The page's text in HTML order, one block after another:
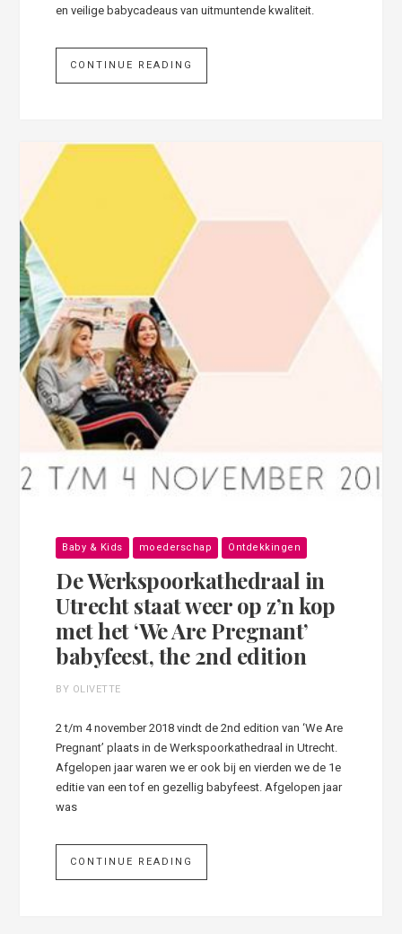
en veilige babycadeaus van uitmuntende kwaliteit.
CONTINUE READING
Baby & Kids moederschap Ontdekkingen
De Werkspoorkathedraal in
Utrecht staat weer op z’n kop
met het ‘We Are Pregnant’
babyfeest, the 2nd edition
BY OLIVETTE
2 t/m 4 november 2018 vindt de 2nd edition van ‘We Are
Pregnant’ plaats in de Werkspoorkathedraal in Utrecht.
Afgelopen jaar waren we er ook bij en vierden we de 1e
editie van een tof en gezellig babyfeest. Afgelopen jaar
was
CONTINUE READING